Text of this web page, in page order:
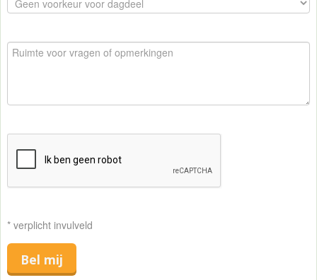
* verplicht invulveld
Bel mij